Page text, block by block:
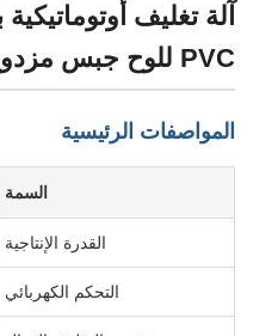
آلة تغليف
PVC للوح جبس مزدوج الجوانب
المواصفات الرئيسية
السمة
القدرة الإنتاجية
التحكم الكهربائي